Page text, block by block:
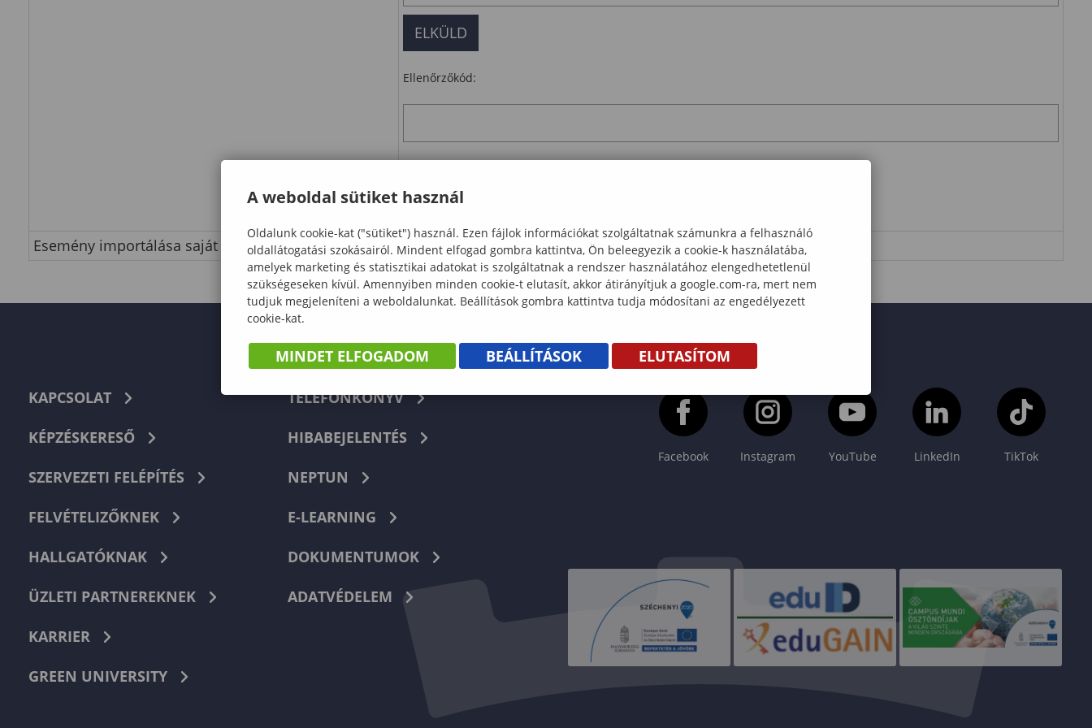
Ellenőrzőkód:
Ellenőrzés
Esemény importálása saját naptárba
letöltés
KAPCSOLAT
KÉPZÉSKERESŐ
SZERVEZETI FELÉPÍTÉS
FELVÉTELIZŐKNEK
HALLGATÓKNAK
ÜZLETI PARTNEREKNEK
KARRIER
GREEN UNIVERSITY
TELEFONKÖNYV
HIBABEJELENTÉS
NEPTUN
E-LEARNING
DOKUMENTUMOK
ADATVÉDELEM
Facebook Instagram YouTube LinkedIn TikTok
A weboldal sütiket használ
Oldalunk cookie-kat ("sütiket") használ. Ezen fájlok információkat szolgáltatnak számunkra a felhasználó
oldallátogatási szokásairól. Mindent elfogad gombra kattintva, Ön beleegyezik a cookie-k használatába,
amelyek marketing és statisztikai adatokat is szolgáltatnak a rendszer használatához elengedhetetlenül
szükségeseken kívül. Amennyiben minden cookie-t elutasít, akkor átirányítjuk a google.com-ra, mert nem
tudjuk megjeleníteni a weboldalunkat. Beállítások gombra kattintva tudja módosítani az engedélyezett
cookie-kat.
MINDET ELFOGADOM BEÁLLÍTÁSOK ELUTASÍTOM